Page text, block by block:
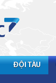
ĐỘI TÀU